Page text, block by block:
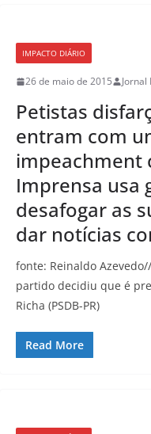
IMPACTO DIÁRIO
26 de maio de 2015 Jornal
Petistas
entram com
impeachment
Imprensa usa
desafogar as
dar notícias
fonte: Reinaldo
partido decidiu que é
Richa (PSDB-PR)
Read More